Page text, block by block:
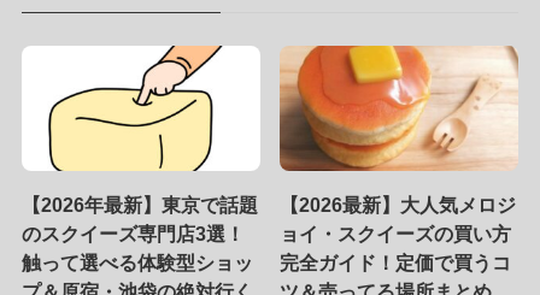
【2026年最新】東京で話題
のスクイーズ専門店3選！
触って選べる体験型ショッ
【2026最新】大人気メロジ
ョイ・スクイーズの買い方
完全ガイド！定価で買うコ